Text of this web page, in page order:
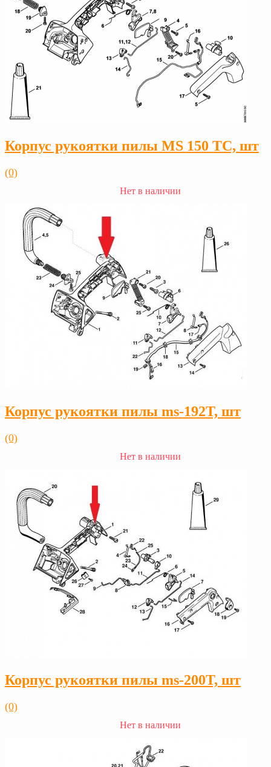
Корпус рукоятки пилы MS 150 TC, шт
(0)
Нет в наличии
Корпус рукоятки пилы ms-192T, шт
(0)
Нет в наличии
Корпус рукоятки пилы ms-200Т, шт
(0)
Нет в наличии